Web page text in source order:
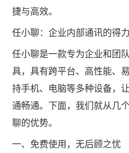
捷与高效。
任小聊：企业内部通讯的得
任小聊是一款专为企业和团
具，具有跨平台、高性能、
持手机、电脑等多种设备，
通畅通。下面，我们就从几
聊的优势。
一、免费使用，无后顾之忧